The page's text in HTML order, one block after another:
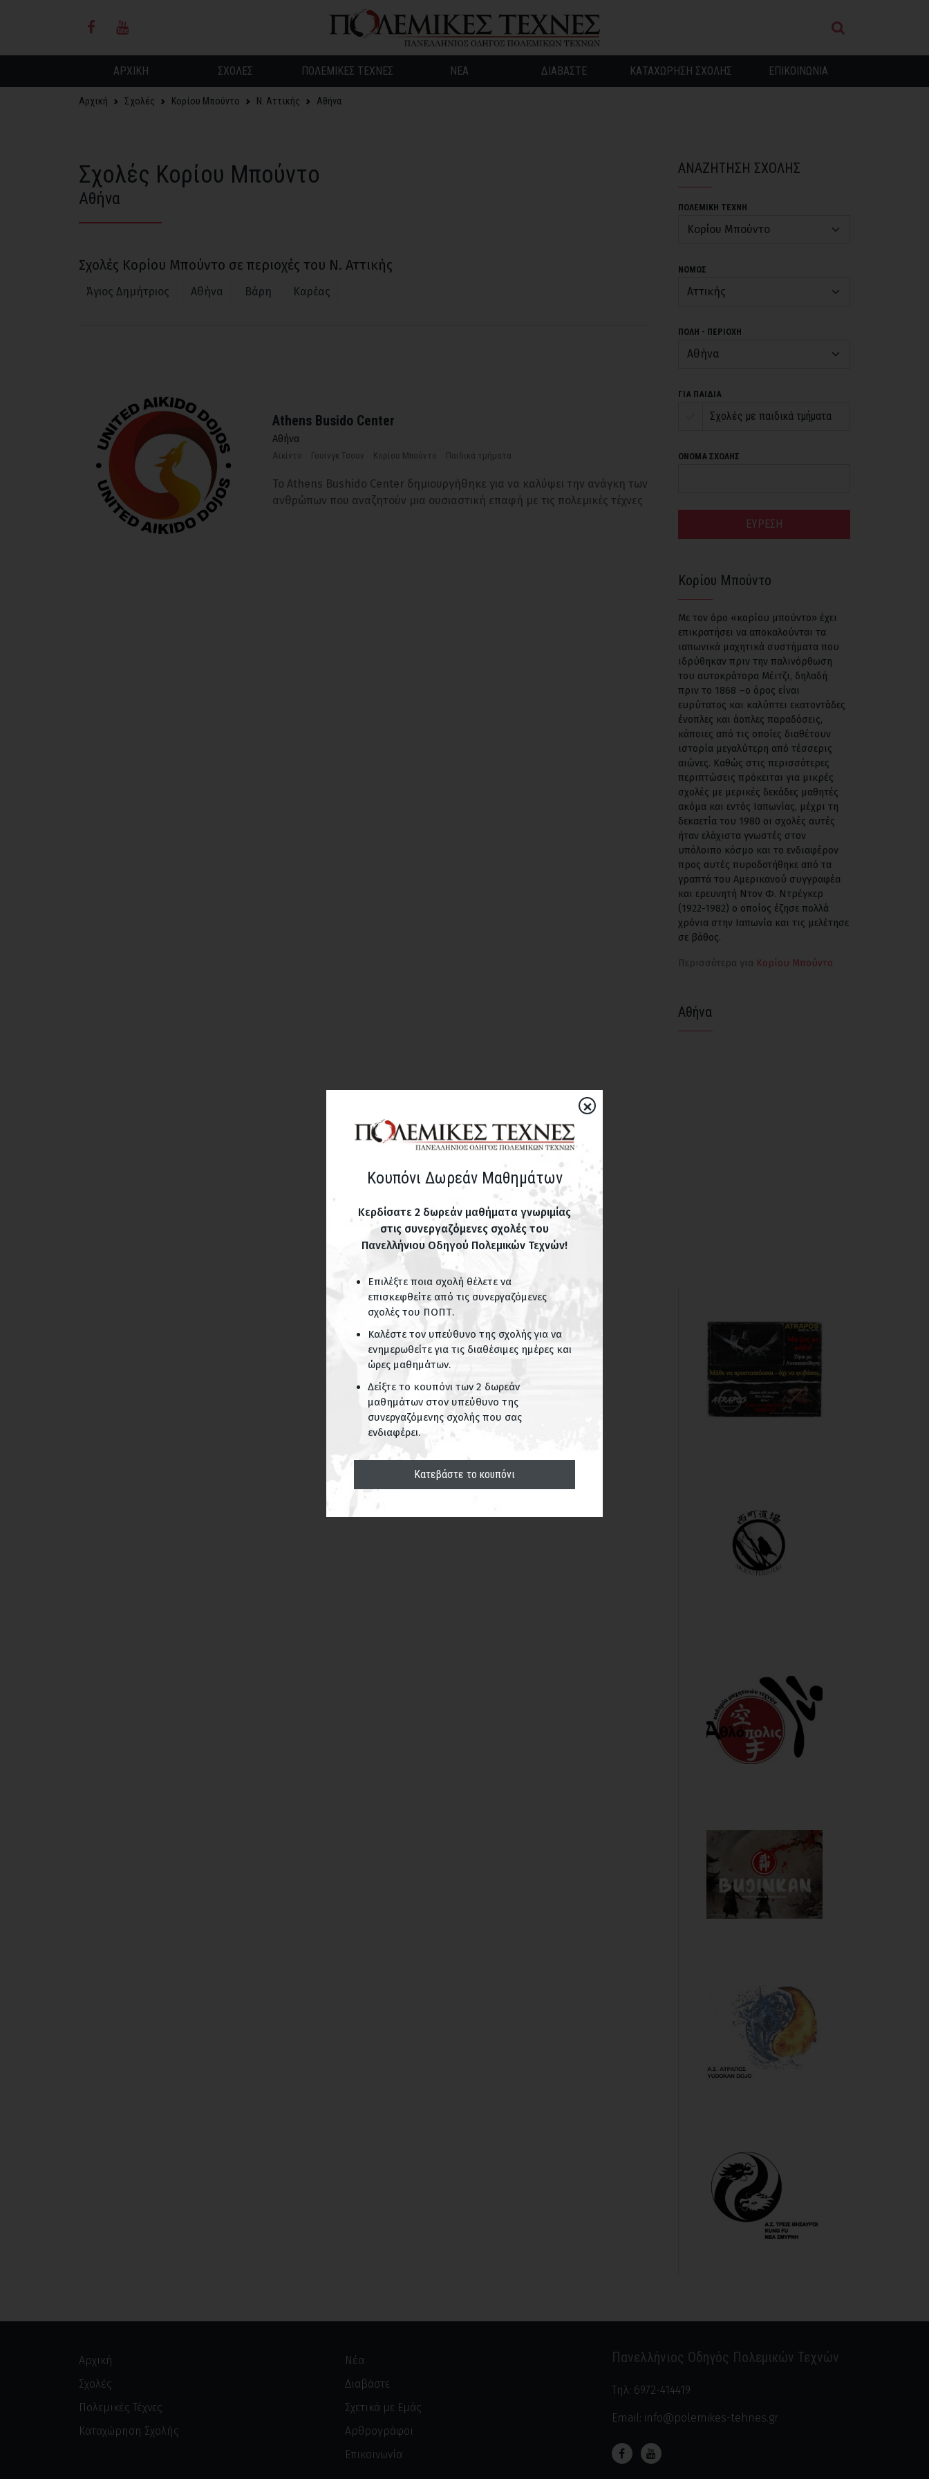
ΑΡΧΙΚΗ ΣΧΟΛΕΣ ΠΟΛΕΜΙΚΕΣ ΤΕΧΝΕΣ ΝΕΑ ΔΙΑΒΑΣΤΕ ΚΑΤΑΧΩΡΗΣΗ ΣΧΟΛΗΣ ΕΠΙΚΟΙΝΩΝΙΑ
Αρχική Σχολές Κορίου Μπούντο Ν. Αττικής Αθήνα
Σχολές Κορίου Μπούντο
Αθήνα
Σχολές Κορίου Μπούντο σε περιοχές του Ν. Αττικής
Άγιος Δημήτριος Αθήνα Βάρη Καρέας
Athens Busido Center
Αθήνα
Αϊκίντο Γουίνγκ Τσουν Κορίου Μπούντο Παιδικά τμήματα
Το Athens Bushido Center δημιουργήθηκε για να καλύψει την ανάγκη των
ανθρώπων που αναζητούν μια ουσιαστική επαφή με τις πολεμικές τέχνες
ΑΝΑΖΗΤΗΣΗ ΣΧΟΛΗΣ
ΠΟΛΕΜΙΚΗ ΤΕΧΝΗ
ΝΟΜΟΣ
ΠΟΛΗ - ΠΕΡΙΟΧΗ
ΓΙΑ ΠΑΙΔΙΑ
Σχολές με παιδικά τμήματα
ΟΝΟΜΑ ΣΧΟΛΗΣ
ΕΥΡΕΣΗ
Κορίου Μπούντο
Με τον όρο «κορίου μπούντο» έχει
επικρατήσει να αποκαλούνται τα
ιαπωνικά μαχητικά συστήματα που
ιδρύθηκαν πριν την παλινόρθωση
του αυτοκράτορα Μέιτζι, δηλαδή
πριν το 1868 –ο όρος είναι
ευρύτατος και καλύπτει εκατοντάδες
ένοπλες και άοπλες παραδόσεις,
κάποιες από τις οποίες διαθέτουν
ιστορία μεγαλύτερη από τέσσερις
αιώνες. Καθώς στις περισσότερες
περιπτώσεις πρόκειται για μικρές
σχολές με μερικές δεκάδες μαθητές
ακόμα και εντός Ιαπωνίας, μέχρι τη
δεκαετία του 1980 οι σχολές αυτές
ήταν ελάχιστα γνωστές στον
υπόλοιπο κόσμο και το ενδιαφέρον
προς αυτές πυροδοτήθηκε από τα
γραπτά του Aμερικανού συγγραφέα
και ερευνητή Ντον Φ. Ντρέγκερ
(1922-1982) ο οποίος έζησε πολλά
χρόνια στην Ιαπωνία και τις μελέτησε
σε βάθος.
Περισσότερα για Κορίου Μπούντο
Αθήνα
Αρχική
Σχολές
Πολεμικές Τέχνες
Καταχώρηση Σχολής
Νέα
Διαβάστε
Σχετικά με Εμάς
Αρθρογράφοι
Επικοινωνία
Πανελλήνιος Οδηγός Πολεμικών Τεχνών
Τηλ: 6972-414419
Email: info@polemikes-tehnes.gr
×
Κουπόνι Δωρεάν Μαθημάτων
Κερδίσατε 2 δωρεάν μαθήματα γνωριμίας
στις συνεργαζόμενες σχολές του
Πανελλήνιου Οδηγού Πολεμικών Τεχνών!
Επιλέξτε ποια σχολή θέλετε να
επισκεφθείτε από τις συνεργαζόμενες
σχολές του ΠΟΠΤ.
Καλέστε τον υπεύθυνο της σχολής για να
ενημερωθείτε για τις διαθέσιμες ημέρες και
ώρες μαθημάτων.
Δείξτε το κουπόνι των 2 δωρεάν
μαθημάτων στον υπεύθυνο της
συνεργαζόμενης σχολής που σας
ενδιαφέρει.
Κατεβάστε το κουπόνι